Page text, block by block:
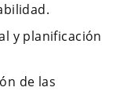
y planificación
de las